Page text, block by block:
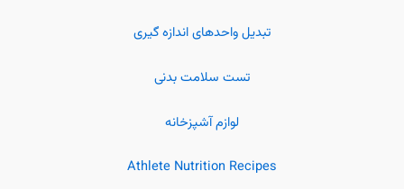
تبدیل واحدهای اندازه گیری
تست سلامت بدنی
لوازم آشپزخانه
Athlete Nutrition Recipes